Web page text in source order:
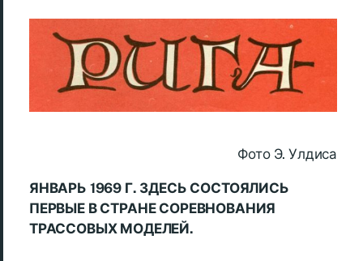
Фото Э. Улдиса
ЯНВАРЬ 1969 Г. ЗДЕСЬ СОСТОЯЛИСЬ
ПЕРВЫЕ В СТРАНЕ СОРЕВНОВАНИЯ
ТРАССОВЫХ МОДЕЛЕЙ.